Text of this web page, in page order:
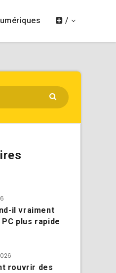
/
il vraiment
plus rapide
rouvrir des